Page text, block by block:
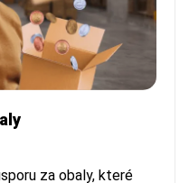
za obaly, které